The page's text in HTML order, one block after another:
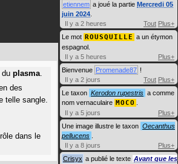
du plasma.
des
telle sangle.
dans le
etiennem a joué la partie Mercredi 05
juin 2024
Il y a 2 heures
Tout Plus+
Le mot ROUSQUILLE a un étymon
espagnol.
Il y a 5 heures
Plus+
Bienvenue Promenade87 !
Il y a 2 jours
Tout Plus+
Le taxon Kerodon rupestris a comme
nom vernaculaire MOCO
Il y a 5 jours
Plus+
Une image illustre le taxon Oecanthus
pellucens
Il y a 8 jours
Plus+
Crisyx a publié le texte Avant que les